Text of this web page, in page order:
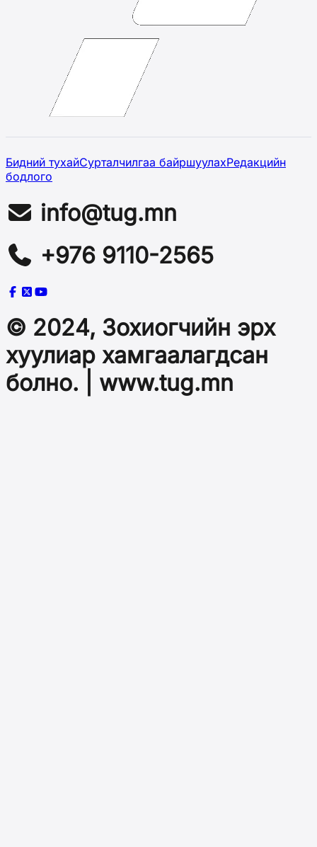
Бидний тухайСурталчилгаа байршуулахРедакцийн
бодлого
info@tug.mn
+976 9110-2565
© 2024, Зохиогчийн эрх
хуулиар хамгаалагдсан
болно. | www.tug.mn